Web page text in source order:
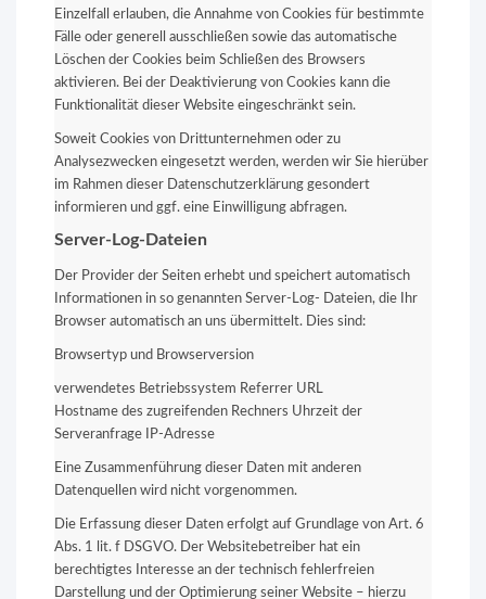
Einzelfall erlauben, die Annahme von Cookies für bestimmte
Fälle oder generell ausschließen sowie das automatische
Löschen der Cookies beim Schließen des Browsers
aktivieren. Bei der Deaktivierung von Cookies kann die
Funktionalität dieser Website eingeschränkt sein.
Soweit Cookies von Drittunternehmen oder zu
Analysezwecken eingesetzt werden, werden wir Sie hierüber
im Rahmen dieser Datenschutzerklärung gesondert
informieren und ggf. eine Einwilligung abfragen.
Server-Log-Dateien
Der Provider der Seiten erhebt und speichert automatisch
Informationen in so genannten Server-Log- Dateien, die Ihr
Browser automatisch an uns übermittelt. Dies sind:
Browsertyp und Browserversion
verwendetes Betriebssystem Referrer URL
Hostname des zugreifenden Rechners Uhrzeit der
Serveranfrage IP-Adresse
Eine Zusammenführung dieser Daten mit anderen
Datenquellen wird nicht vorgenommen.
Die Erfassung dieser Daten erfolgt auf Grundlage von Art. 6
Abs. 1 lit. f DSGVO. Der Websitebetreiber hat ein
berechtigtes Interesse an der technisch fehlerfreien
Darstellung und der Optimierung seiner Website – hierzu